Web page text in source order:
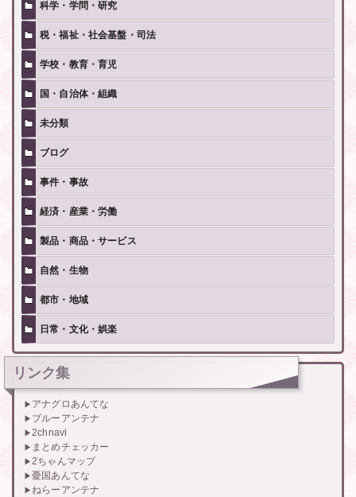
科学・学問・研究
税・福祉・社会基盤・司法
学校・教育・育児
国・自治体・組織
未分類
ブログ
事件・事故
経済・産業・労働
製品・商品・サービス
自然・生物
都市・地域
日常・文化・娯楽
リンク集
アナグロあんてな
ブルーアンテナ
2chnavi
まとめチェッカー
2ちゃんマップ
憂国あんてな
ねらーアンテナ